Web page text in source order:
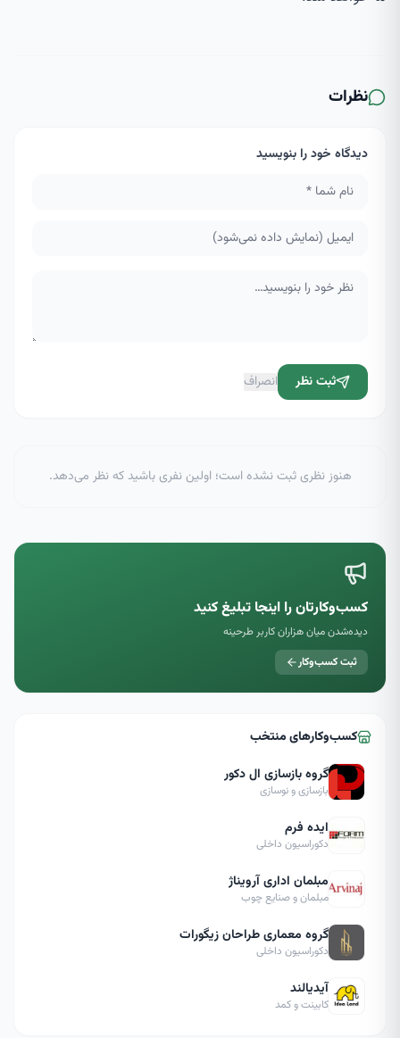
نظرات
دیدگاه خود را بنویسید
ثبت نظر انصراف
هنوز نظری ثبت نشده است؛ اولین نفری باشید که نظر می‌دهد.
کسب‌وکارتان را اینجا تبلیغ کنید
دیده‌شدن میان هزاران کاربر طرحینه
ثبت کسب‌وکار
کسب‌وکارهای منتخب
گروه بازسازی ال دکور
بازسازی و نوسازی
ایده فرم
دکوراسیون داخلی
مبلمان اداری آرویناژ
مبلمان و صنایع چوب
گروه معماری طراحان زیگورات
دکوراسیون داخلی
آیدیالند
کابینت و کمد